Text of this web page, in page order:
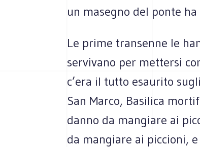
un masegno del ponte
Le prime transenne le
servivano per mettersi
c’era il tutto esaurito
San Marco, Basilica
danno da mangiare ai
da mangiare ai piccioni,